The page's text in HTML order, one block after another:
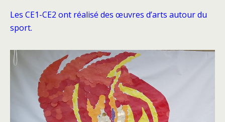
Les CE1-CE2 ont réalisé des œuvres d’arts autour du
sport.